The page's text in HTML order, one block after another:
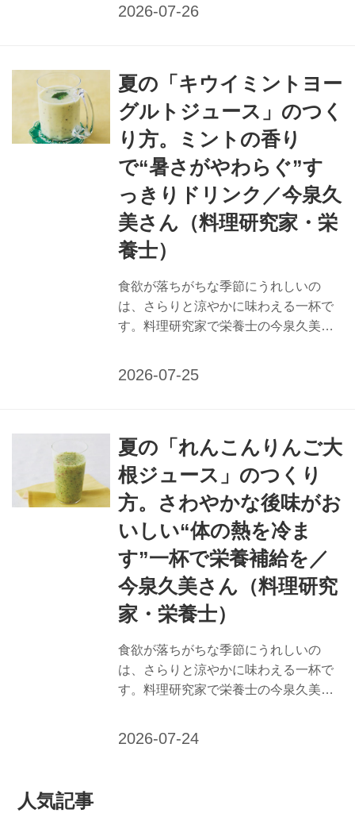
載） 食欲不振におすすめ 「豆乳納豆冷
や汁」のつくり方 火を使わずに、混ぜ
るだけで完成。納豆のコクで満足感た
っぷりです。 夏バテ予防に働きかける
栄養補給のポイント 【食欲不振】 食欲
を誘う香りを持つ食材を、積極的に取
り入れて。香辛料をはじめ、にんに
く、みょうが、しょうがなどの薬味類
や、ミントなどすっきりとした香りの
ハ...
夏の「キウイミントヨー
グルトジュース」のつく
り方。ミントの香り
で“暑さがやわらぐ”す
っきりドリンク／今泉久
美さん（料理研究家・栄
養士）
食欲が落ちがちな季節にうれしいの
は、さらりと涼やかに味わえる一杯で
す。料理研究家で栄養士の今泉久美さ
活』2025年8月号掲載） 食欲不振にお
すすめ 「キウイミントヨーグルトジュ
ース」のつくり方 消化を促進するキウ
イフルーツ。ヨーグルトと合わせれ
ば、爽快な一杯が完成です。ミントの
香りで暑さが和らぎます。 夏バテ予防
に働きかける栄養補給のポイント 【食
欲不振】 食欲を誘う香りを持つ食材
を、積極的に取り入れて。香辛料をは
じめ...
夏の「れんこんりんご大
根ジュース」のつくり
方。さわやかな後味がお
いしい“体の熱を冷ま
す”一杯で栄養補給を／
今泉久美さん（料理研究
家・栄養士）
食欲が落ちがちな季節にうれしいの
は、さらりと涼やかに味わえる一杯で
す。料理研究家で栄養士の今泉久美さ
人気記事